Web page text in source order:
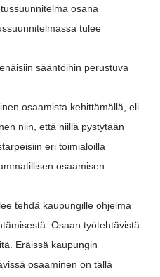
osana
tulee
sääntöihin perustuva
osaamista kehittämällä, eli
niin, että niillä pystytään
eri toimialoilla
osaamisen
tehdä kaupungille ohjelma
Osaan työtehtävistä
Eräissä kaupungin
osaaminen on tällä